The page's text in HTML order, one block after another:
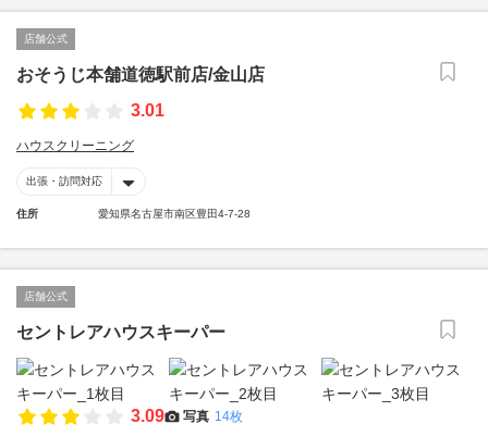
店舗公式
おそうじ本舗道徳駅前店/金山店
3.01
ハウスクリーニング
出張・訪問対応
住所 愛知県名古屋市南区豊田4-7-28
店舗公式
セントレアハウスキーパー
3.09 写真 14枚